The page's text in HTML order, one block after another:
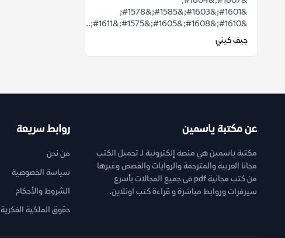
&#1601;&#1603;&#1585;&#1578;
&#1610;&#1608;&#1605;&#1575;&#1611;...
جيف كيني
عن مكتبة ياسمين
مكتبة ياسمين هي منصة إلكترونية لـ تحميل الكتب
مجانا العربية والمترجمة والروايات والقصص وغيرها
من كتب مجانية pdf فى جميع المجالات بأسرع
سيرفرات وروابط مباشرة و قراءة كتب اونلاين.
روابط سريعة
من نحن
سياسة الخصوصية
الشروط والأحكام
حقوق الملكية الفكرية